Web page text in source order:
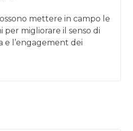
mettere in campo le
per migliorare il senso di
e l’engagement dei